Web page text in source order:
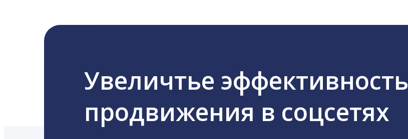
Увеличтье эффективность
продвижения в соцсетях